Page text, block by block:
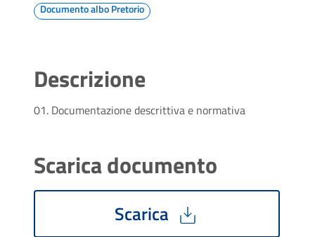
Documento albo Pretorio
Descrizione
01. Documentazione descrittiva e normativa
Scarica documento
Scarica